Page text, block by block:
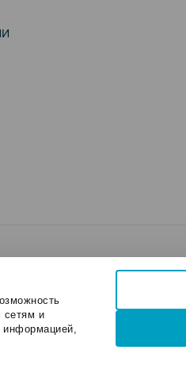
сетям и
информацией,